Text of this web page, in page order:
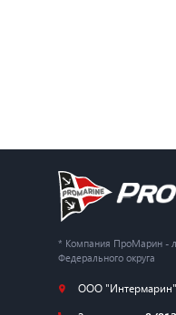
* Компания ПроМарин -
Федерального округа
ООО "Интермарин"